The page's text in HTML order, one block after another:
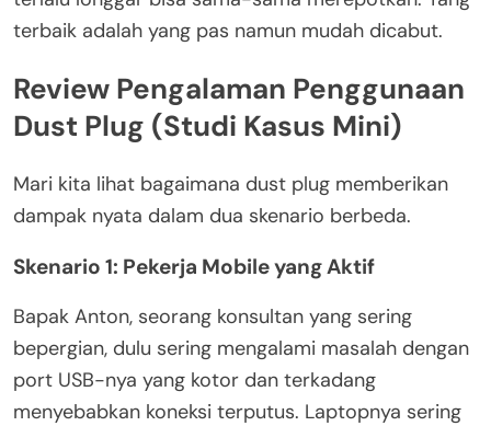
terbaik adalah yang pas namun mudah dicabut.
Review Pengalaman Penggunaan
Dust Plug (Studi Kasus Mini)
Mari kita lihat bagaimana dust plug memberikan
dampak nyata dalam dua skenario berbeda.
Skenario 1: Pekerja Mobile yang Aktif
Bapak Anton, seorang konsultan yang sering
bepergian, dulu sering mengalami masalah dengan
port USB-nya yang kotor dan terkadang
menyebabkan koneksi terputus. Laptopnya sering